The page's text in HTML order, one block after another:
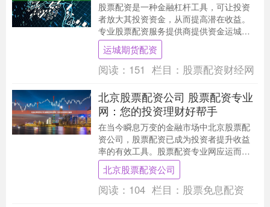
股票配资是一种金融杠杆工具，可让投资
者放大其投资资金，从而提高潜在收益。
专业股票配资服务提供商提供资金运城期
货配资，让投资者可以购买更多股票，从
而增加其投资组合....
运城期货配资
阅读： 151 栏目： 股票配资财经网
北京股票配资公司 股票配资专业
网：您的投资理财好帮手
在当今瞬息万变的金融市场中北京股票配
资公司，股票配资已成为投资者提升收益
率的有效工具。股票配资专业网应运而
生，为投资者提供全方位的配资服务，助
力其实现投资理财目....
北京股票配资公司
阅读： 104 栏目： 股票免息配资